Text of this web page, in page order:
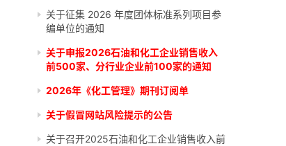
关于征集 2026 年度团体标准系列项目参
编单位的通知
关于申报2026石油和化工企业销售收入
前500家、分行业企业前100家的通知
2026年《化工管理》期刊订阅单
关于假冒网站风险提示的公告
关于召开2025石油和化工企业销售收入前